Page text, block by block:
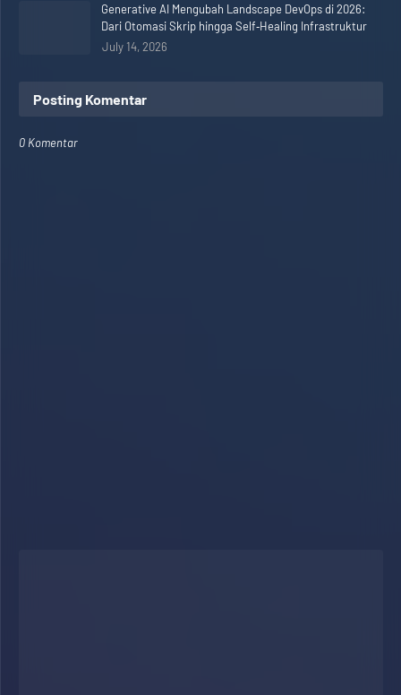
Generative AI Mengubah Landscape DevOps di 2026:
Dari Otomasi Skrip hingga Self‑Healing Infrastruktur
July 14, 2026
Posting Komentar
0 Komentar